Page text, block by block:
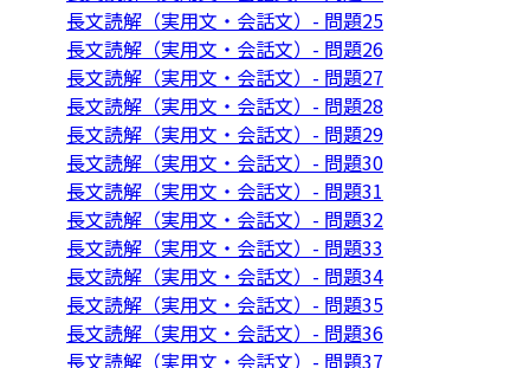
長文読解（実用文・会話文）- 問題25
長文読解（実用文・会話文）- 問題26
長文読解（実用文・会話文）- 問題27
長文読解（実用文・会話文）- 問題28
長文読解（実用文・会話文）- 問題29
長文読解（実用文・会話文）- 問題30
長文読解（実用文・会話文）- 問題31
長文読解（実用文・会話文）- 問題32
長文読解（実用文・会話文）- 問題33
長文読解（実用文・会話文）- 問題34
長文読解（実用文・会話文）- 問題35
長文読解（実用文・会話文）- 問題36
長文読解（実用文・会話文）- 問題37